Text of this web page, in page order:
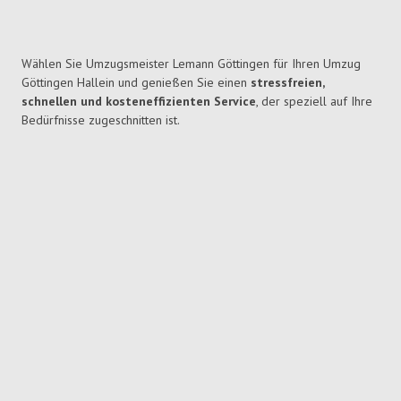
Wählen Sie Umzugsmeister Lemann Göttingen für Ihren Umzug
Göttingen Hallein und genießen Sie einen stressfreien,
schnellen und kosteneffizienten Service, der speziell auf Ihre
Bedürfnisse zugeschnitten ist.